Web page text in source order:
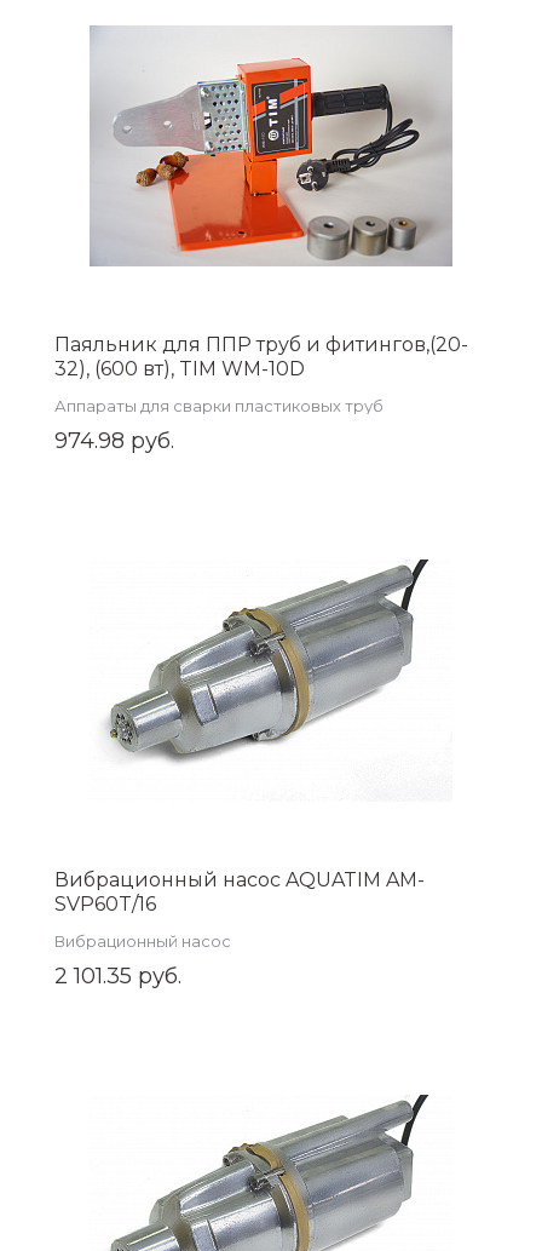
Паяльник для ППР труб и фитингов,(20-
32), (600 вт), TIM WM-10D
Аппараты для сварки пластиковых труб
974.98 руб.
Вибрационный насос AQUATIM AM-
SVP60T/16
Вибрационный насос
2 101.35 руб.